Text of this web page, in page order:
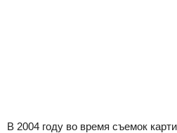
В 2004 году во время съемок